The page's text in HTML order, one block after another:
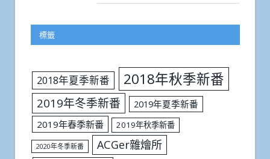
標籤
2018年夏季新番 2018年秋季新番
2019年冬季新番
2019年夏季新番
2019年春季新番
2019年秋季新番
2020年冬季新番 ACGer雜燴所